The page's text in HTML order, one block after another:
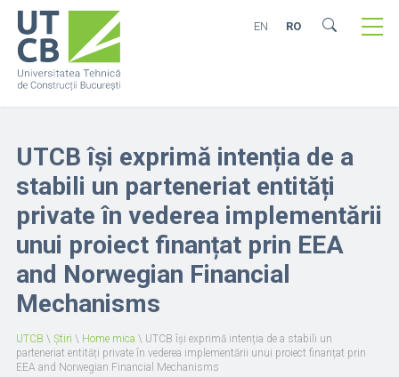
EN RO
UTCB își exprimă intenția de a
stabili un parteneriat entități
private în vederea implementării
unui proiect finanțat prin EEA
and Norwegian Financial
Mechanisms
UTCB \ Știri \ Home mica \ UTCB își exprimă intenția de a stabili un
parteneriat entități private în vederea implementării unui proiect finanțat prin
EEA and Norwegian Financial Mechanisms